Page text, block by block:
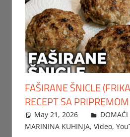
FAŠIRANE ŠNICLE
RECEPT SA PRIPREMOM
May 21, 2026
DOMAĆI
MARININA KUHINJA, Video,